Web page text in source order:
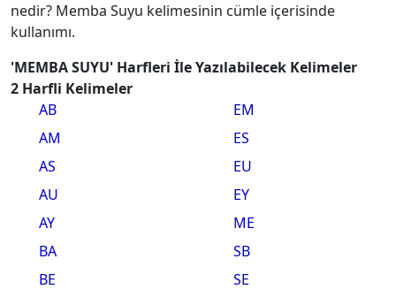
nedir? Memba Suyu kelimesinin cümle içerisinde
kullanımı.
'MEMBA SUYU' Harfleri İle Yazılabilecek Kelimeler
2 Harfli Kelimeler
AB
AM
AS
AU
AY
BA
BE
EM
ES
EU
EY
ME
SB
SE